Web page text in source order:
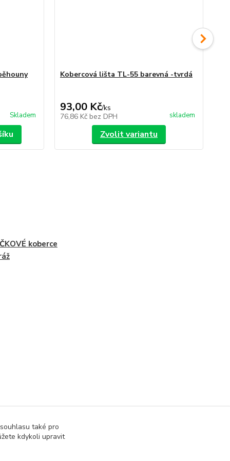
Skladem
Kobercová lišta TL-55 barevná -tvrdá
93,00 Kč/ks
76,86 Kč bez DPH skladem
Zvolit variantu
koberce
také pro
kdykoli upravit